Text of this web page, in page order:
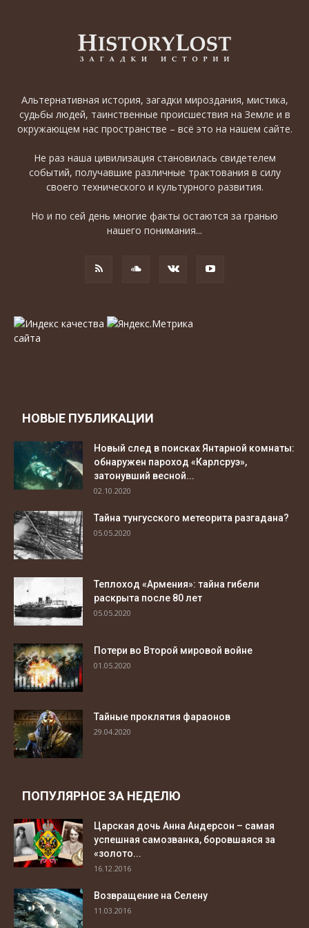
Альтернативная история, загадки мироздания, мистика,
судьбы людей, таинственные происшествия на Земле и в
окружающем нас пространстве – всё это на нашем сайте.
Не раз наша цивилизация становилась свидетелем
событий, получавшие различные трактования в силу
своего технического и культурного развития.
Но и по сей день многие факты остаются за гранью
нашего понимания...
НОВЫЕ ПУБЛИКАЦИИ
Новый след в поисках Янтарной комнаты:
обнаружен пароход «Карлсруэ»,
затонувший весной...
02.10.2020
Тайна тунгусского метеорита разгадана?
05.05.2020
Теплоход «Армения»: тайна гибели
раскрыта после 80 лет
05.05.2020
Потери во Второй мировой войне
01.05.2020
Тайные проклятия фараонов
29.04.2020
ПОПУЛЯРНОЕ ЗА НЕДЕЛЮ
Царская дочь Анна Андерсон – самая
успешная самозванка, боровшаяся за
«золото...
16.12.2016
Возвращение на Селену
11.03.2016